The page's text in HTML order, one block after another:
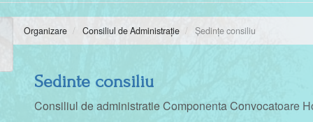
Organizare Consiliul de Administrație Ședințe consiliu
Sedinte consiliu
Consiliul de administratie Componenta Convocatoare